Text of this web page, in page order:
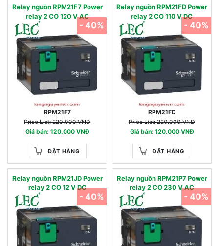
Relay nguồn RPM21F7 Power
relay 2 CO 120 V AC
RPM21F7
Price List: 220.000 VNĐ
Giá bán: 120.000 VNĐ
ĐẶT HÀNG
- 40%
Relay nguồn RPM21FD Power
relay 2 CO 110 V DC
RPM21FD
Price List: 220.000 VNĐ
Giá bán: 120.000 VNĐ
ĐẶT HÀNG
- 40%
Relay nguồn RPM21JD Power
relay 2 CO 12 V DC
- 40%
Relay nguồn RPM21P7 Power
relay 2 CO 230 V AC
- 40%